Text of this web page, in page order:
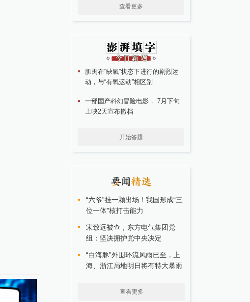
查看更多
肌肉在“缺氧”状态下进行的剧烈运
动，与“有氧运动”相区别
一部国产科幻冒险电影， 7月下旬
上映2天宣布撤档
开始答题
“六爷”挂一颗出场！我国形成“三
位一体”核打击能力
宋致远被查，东方电气集团党
组：坚决拥护党中央决定
“白海豚”外围环流风雨已至，上
海、浙江局地明日将有特大暴雨
查看更多